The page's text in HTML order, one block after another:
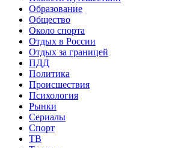
Образование
Общество
Около спорта
Отдых в России
Отдых за границей
ПДД
Политика
Происшествия
Психология
Рынки
Сериалы
Спорт
ТВ